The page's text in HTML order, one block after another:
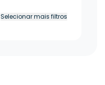
Selecionar mais filtros